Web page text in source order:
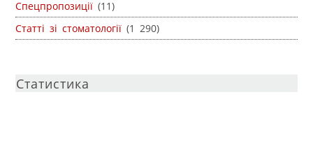
Спецпропозиції (11)
Статті зі стоматології (1 290)
Статистика